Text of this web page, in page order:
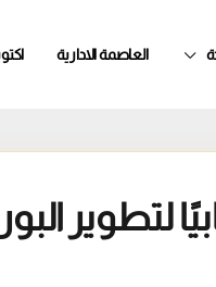
العاصمة الادارية
لتطوير